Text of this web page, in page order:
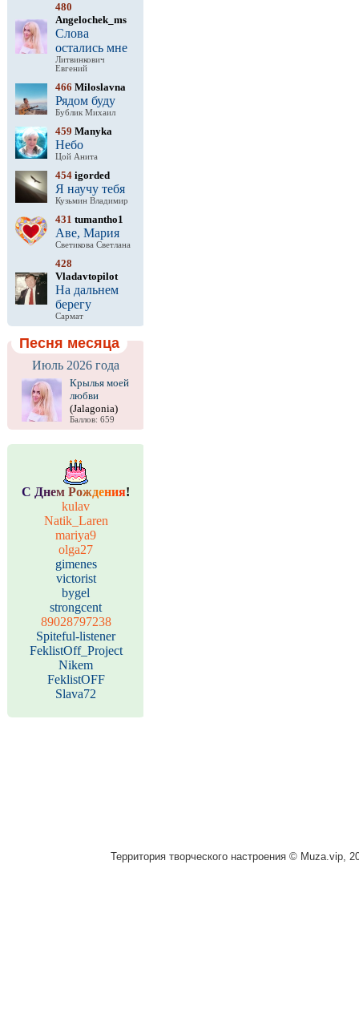
480
Angelochek_ms
Слова
остались мне
Литвинкович
Евгений
466 Miloslavna
Рядом буду
Бублик Михаил
459 Manyka
Небо
Цой Анита
454igorded
Я научу тебя
Кузьмин Владимир
431 tumantho1
Аве, Мария
Светикова Светлана
428
Vladavtopilot
На дальнем
берегу
Сармат
Песня месяца
Июль 2026 года
Крылья моей
любви
(Jalagonia)
Баллов: 659
С Днем Рождения!
kulav
Natik_Laren
mariya9
olga27
gimenes
victorist
bygel
strongcent
89028797238
Spiteful-listener
FeklistOff_Project
Nikem
FeklistOFF
Slava72
Территория творческого настроения © Muza.vip,